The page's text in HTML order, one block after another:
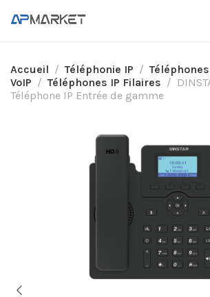
Accueil Téléphonie IP
Téléphones
VoIP
Téléphones IP Filaires
Téléphone IP Entrée de gamme